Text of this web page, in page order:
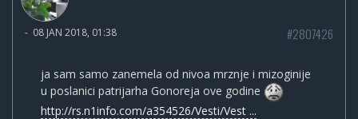
- 08 JAN 2018, 01:38 #2807426
ja sam samo zanemela od nivoa mrznje i mizoginije
u poslanici patrijarha Gonoreja ove godine
http://rs.n1info.com/a354526/Vesti/Vest ...